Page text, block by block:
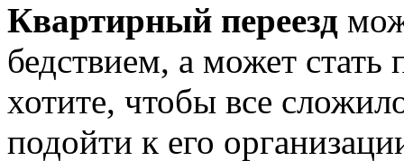
Квартирный переезд
бедствием, а может
хотите, чтобы все
подойти к его